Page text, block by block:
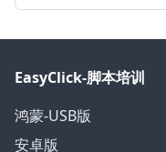
EasyClick-脚本培训
鸿蒙-USB版
安卓版